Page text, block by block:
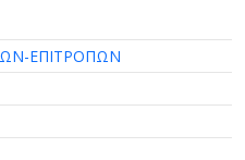
ΕΠΙΤΡΟΠΩΝ